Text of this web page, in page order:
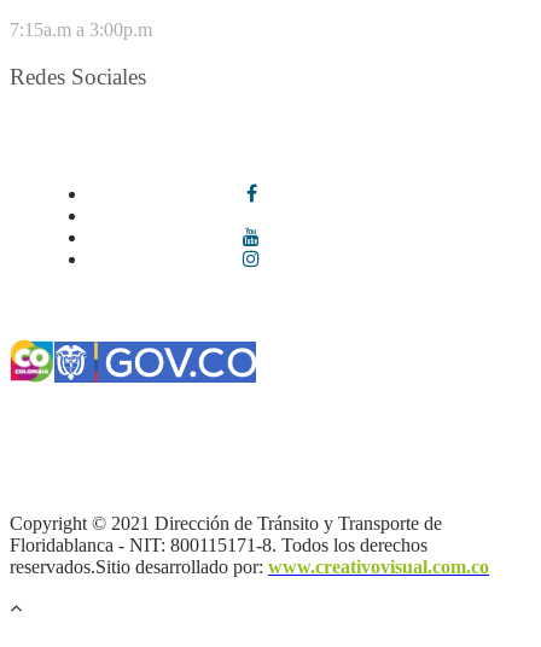
7:15a.m a 3:00p.m
Redes Sociales
Copyright © 2021 Dirección de Tránsito y Transporte de
Floridablanca - NIT: 800115171-8. Todos los derechos
reservados.Sitio desarrollado por: www.creativovisual.com.co